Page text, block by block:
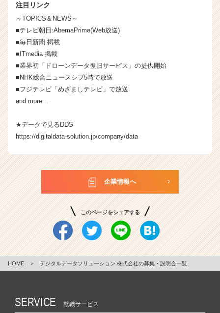
a
r）
注目リンク
～TOPICS＆NEWS～
■テレビ朝日:AbemaPrime(Web放送)
■毎日新聞 掲載
■ITmedia 掲載
■業界初「ドローンデータ復旧サービス」の提供開始
■NHK総合ニュースシブ5時で放送
■フジテレビ「めざましテレビ」で放送
and more...
★データで見るDDS
https://digitaldata-solution.jp/company/data
企業情報へ
このページをシェアする
HOME ＞ デジタルデータソリューション 株式会社の募集・説明会一覧
SERVICE 就職サービス